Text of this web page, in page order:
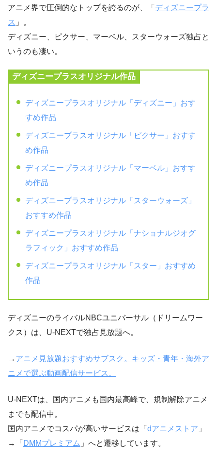
アニメ界で圧倒的なトップを誇るのが、「 ディズニープラ
ス 」。
ディズニー、ピクサー、マーベル、スターウォーズ独占と
いうのも凄い。
ディズニープラスオリジナル作品
ディズニープラスオリジナル「ディズニー」おす
すめ作品
ディズニープラスオリジナル「ピクサー」おすす
め作品
ディズニープラスオリジナル「マーベル」おすす
め作品
ディズニープラスオリジナル「スターウォーズ」
おすすめ作品
ディズニープラスオリジナル「ナショナルジオグ
ラフィック」おすすめ作品
ディズニープラスオリジナル「スター」おすすめ
作品
ディズニーのライバルNBCユニバーサル（ドリームワー
クス）は、U-NEXTで独占見放題へ。
→ アニメ見放題おすすめサブスク。キッズ・青年・海外ア
ニメで選ぶ動画配信サービス。
U-NEXTは、国内アニメも国内最高峰で、規制解除アニメ
までも配信中。
国内アニメでコスパが高いサービスは「 dアニメストア 」
→「 DMMプレミアム 」へと遷移しています。